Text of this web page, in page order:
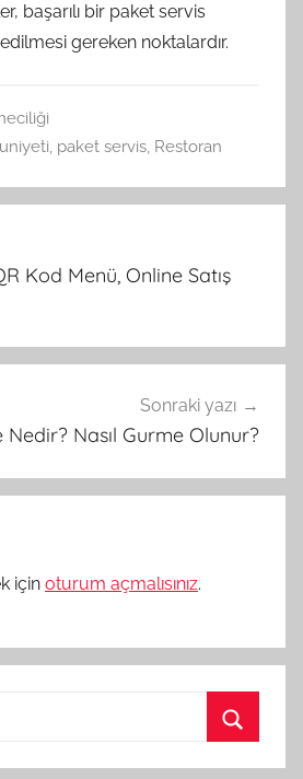
başarılı bir paket servis
gereken noktalardır.
, paket servis, Restoran
Kod Menü, Online Satış
Sonraki yazı
Nedir? Nasıl Gurme Olunur?
için oturum açmalısınız.